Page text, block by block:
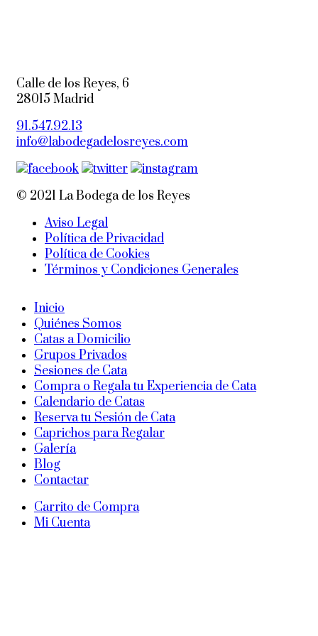
Calle de los Reyes, 6
28015 Madrid
91.547.92.13
info@labodegadelosreyes.com
© 2021 La Bodega de los Reyes
Aviso Legal
Política de Privacidad
Política de Cookies
Términos y Condiciones Generales
Inicio
Quiénes Somos
Catas a Domicilio
Grupos Privados
Sesiones de Cata
Compra o Regala tu Experiencia de Cata
Calendario de Catas
Reserva tu Sesión de Cata
Caprichos para Regalar
Galería
Blog
Contactar
Carrito de Compra
Mi Cuenta